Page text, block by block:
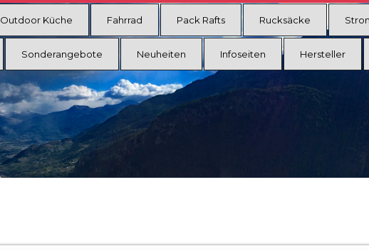
Outdoor Küche Fahrrad Pack Rafts Rucksäcke
Sonderangebote Neuheiten Infoseiten Hersteller